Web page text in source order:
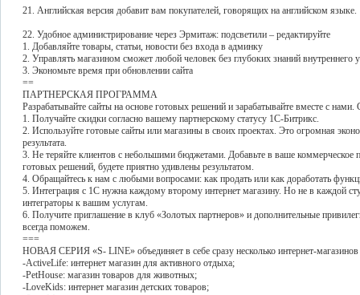
21. Английская версия добавит вам покупателей, говорящих на английском языке.
22. Удобное администрирование через Эрмитаж: подсветили – редактируйте
1. Добавляйте товары, статьи, новости без входа в админку
2. Управлять магазином сможет любой человек без глубоких знаний внутреннего
3. Экономьте время при обновлении сайта
==
ПАРТНЕРСКАЯ ПРОГРАММА
Разрабатывайте сайты на основе готовых решений и зарабатывайте вместе с
1. Получайте скидки согласно вашему партнерскому статусу 1С-Битрикс.
2. Используйте готовые сайты или магазины в своих проектах. Это огромная
результата.
3. Не теряйте клиентов с небольшими бюджетами. Добавьте в ваше коммерческое
готовых решений, будете приятно удивлены результатом.
4. Обращайтесь к нам с любыми вопросами: как продать или как доработать
5. Интеграция с 1С нужна каждому второму интернет магазину. Но не в каждой
интеграторы к вашим услугам.
6. Получите приглашение в клуб «Золотых партнеров» и дополнительные
всегда поможем.
===
НОВАЯ СЕРИЯ «S- LINE» объединяет в себе сразу несколько интернет-
-ActiveLife: интернет магазин для активного отдыха;
-PetHouse: магазин товаров для животных;
-LoveKids: интернет магазин детских товаров;